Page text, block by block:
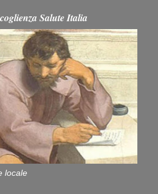
Salute Italia
locale